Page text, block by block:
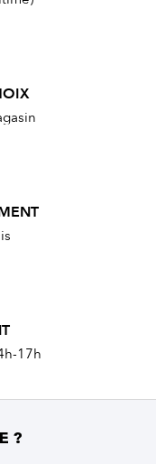
17h
?